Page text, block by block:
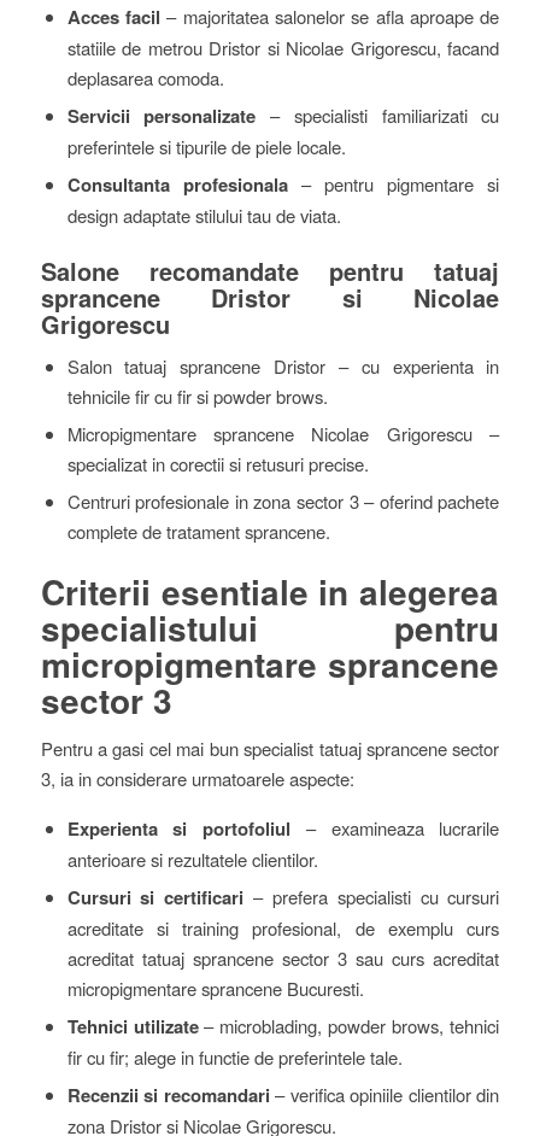
Acces facil – majoritatea salonelor se afla aproape de
statiile de metrou Dristor si Nicolae Grigorescu, facand
deplasarea comoda.
Servicii personalizate – specialisti familiarizati cu
preferintele si tipurile de piele locale.
Consultanta profesionala– pentru pigmentare si
design adaptate stilului tau de viata.
Salone recomandate pentru tatuaj
sprancene Dristor si Nicolae
Grigorescu
Salon tatuaj sprancene Dristor – cu experienta in
tehnicile fir cu fir si powder brows.
Micropigmentare sprancene Nicolae Grigorescu –
specializat in corectii si retusuri precise.
Centruri profesionale in zona sector 3 – oferind pachete
complete de tratament sprancene.
Criterii esentiale in alegerea
specialistului pentru
micropigmentare sprancene
sector 3
Pentru a gasi cel mai bun specialist tatuaj sprancene sector
3, ia in considerare urmatoarele aspecte:
Experienta si portofoliul – examineaza lucrarile
anterioare si rezultatele clientilor.
Cursuri si certificari – prefera specialisti cu cursuri
acreditate si training profesional, de exemplu curs
acreditat tatuaj sprancene sector 3 sau curs acreditat
micropigmentare sprancene Bucuresti.
Tehnici utilizate– microblading, powder brows, tehnici
fir cu fir; alege in functie de preferintele tale.
Recenzii si recomandari – verifica opiniile clientilor din
zona Dristor si Nicolae Grigorescu.